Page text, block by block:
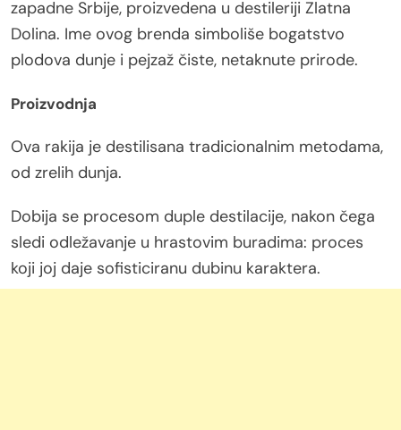
zapadne Srbije, proizvedena u destileriji Zlatna
Dolina. Ime ovog brenda simboliše bogatstvo
plodova dunje i pejzaž čiste, netaknute prirode.
Proizvodnja
Ova rakija je destilisana tradicionalnim metodama,
od zrelih dunja.
Dobija se procesom duple destilacije, nakon čega
sledi odležavanje u hrastovim buradima: proces
koji joj daje sofisticiranu dubinu karaktera.